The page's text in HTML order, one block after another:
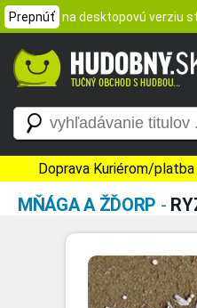
Prepnúť na desktopovú verziu
Doprava Kuriérom/
MŇÁGA A ŽĎORP -